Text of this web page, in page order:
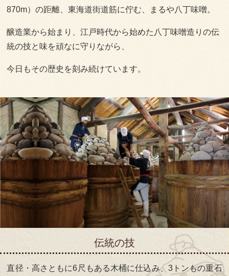
870m）の距離、東海道街道筋に佇む、まるや八丁味噌。
醸造業から始まり、江戸時代から始めた八丁味噌造りの伝
統の技と味を頑なに守りながら、
今日もその歴史を刻み続けています。
伝統の技
直径・高さともに6尺もある木桶に仕込み、3トンもの重石